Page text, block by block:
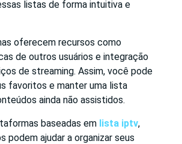
listas de forma intuitiva e
oferecem recursos como
de outros usuários e integração
de streaming. Assim, você pode
favoritos e manter uma lista
ainda não assistidos.
baseadas em lista iptv,
podem ajudar a organizar seus